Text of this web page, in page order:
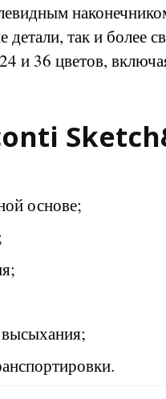
так и более
и 36 цветов,
основе;